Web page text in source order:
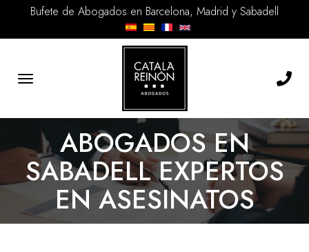
Bufete de Abogados en Barcelona, Madrid y Sabadell
Toggle
ABOGADOS EN
SABADELL EXPERTOS
EN ASESINATOS